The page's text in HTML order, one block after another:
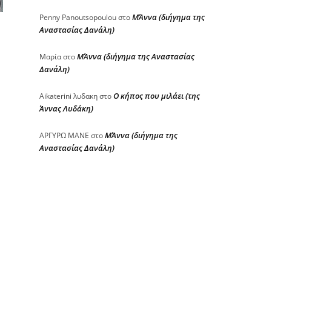
Penny PanoutsopoulouστοΜΆννα (διήγημα της
Αναστασίας Δανάλη)
ΜαρίαστοΜΆννα (διήγημα της Αναστασίας
Δανάλη)
Aikaterini λυδακηστοΟ κήπος που μιλάει (της
Άννας Λυδάκη)
ΑΡΓΥΡΩ ΜΑΝΕ στοΜΆννα (διήγημα της
Αναστασίας Δανάλη)